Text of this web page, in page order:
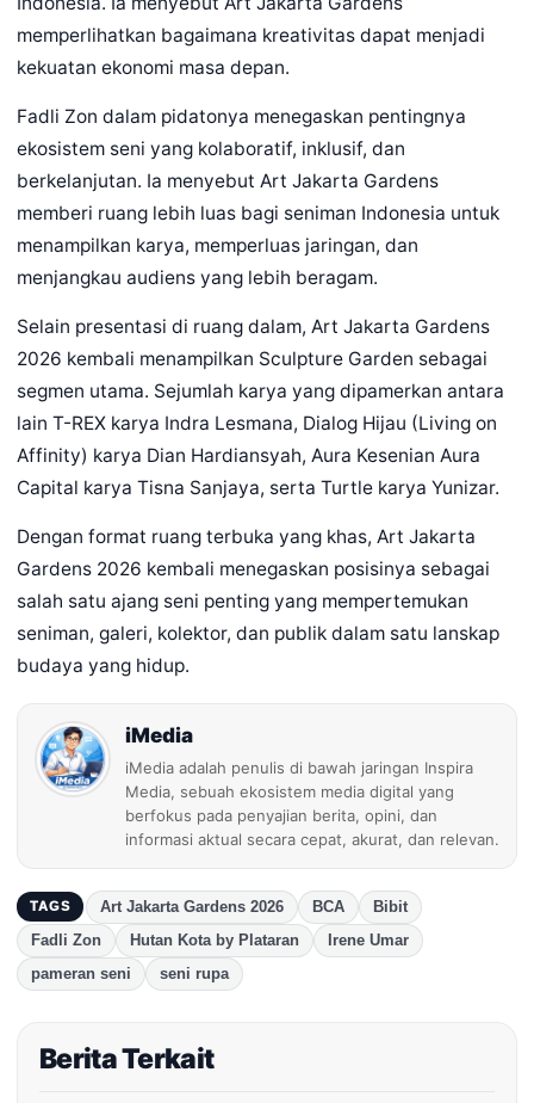
memperlihatkan bagaimana kreativitas dapat menjadi
kekuatan ekonomi masa depan.
Fadli Zon dalam pidatonya menegaskan pentingnya
ekosistem seni yang kolaboratif, inklusif, dan
berkelanjutan. Ia menyebut Art Jakarta Gardens
memberi ruang lebih luas bagi seniman Indonesia untuk
menampilkan karya, memperluas jaringan, dan
menjangkau audiens yang lebih beragam.
Selain presentasi di ruang dalam, Art Jakarta Gardens
2026 kembali menampilkan Sculpture Garden sebagai
segmen utama. Sejumlah karya yang dipamerkan antara
lain T-REX karya Indra Lesmana, Dialog Hijau (Living on
Affinity) karya Dian Hardiansyah, Aura Kesenian Aura
Capital karya Tisna Sanjaya, serta Turtle karya Yunizar.
Dengan format ruang terbuka yang khas, Art Jakarta
Gardens 2026 kembali menegaskan posisinya sebagai
salah satu ajang seni penting yang mempertemukan
seniman, galeri, kolektor, dan publik dalam satu lanskap
budaya yang hidup.
iMedia
iMedia adalah penulis di bawah jaringan Inspira
Media, sebuah ekosistem media digital yang
berfokus pada penyajian berita, opini, dan
informasi aktual secara cepat, akurat, dan relevan.
TAGS Art Jakarta Gardens 2026 BCA
Bibit
Fadli Zon
Hutan Kota by Plataran
Irene Umar
pameran seni
seni rupa
Berita Terkait